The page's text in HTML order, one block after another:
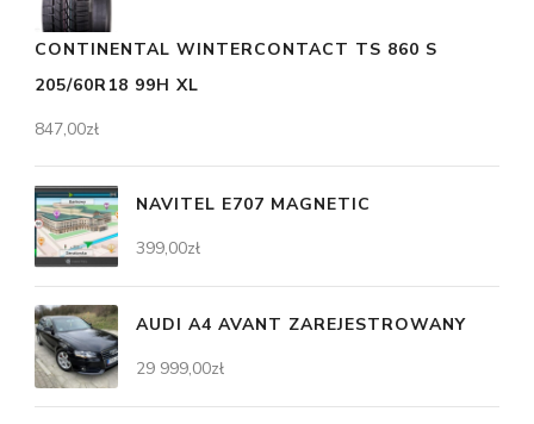
CONTINENTAL WINTERCONTACT TS 860 S
205/60R18 99H XL
847,00zł
NAVITEL E707 MAGNETIC
399,00zł
AUDI A4 AVANT ZAREJESTROWANY
29 999,00zł